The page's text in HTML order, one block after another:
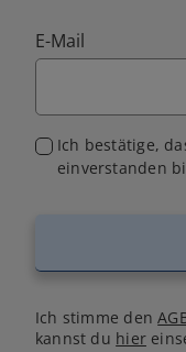
E-Mail
Ich bestätige,
einverstanden
Ich stimme den
kannst du hier